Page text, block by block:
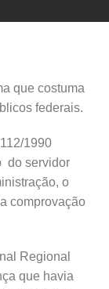
que costuma
federais.
1990
do servidor
o
comprovação
Regional
que havia